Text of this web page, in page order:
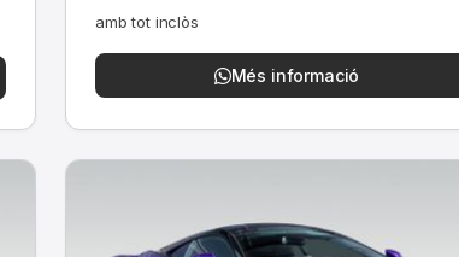
amb tot inclòs
Més informació